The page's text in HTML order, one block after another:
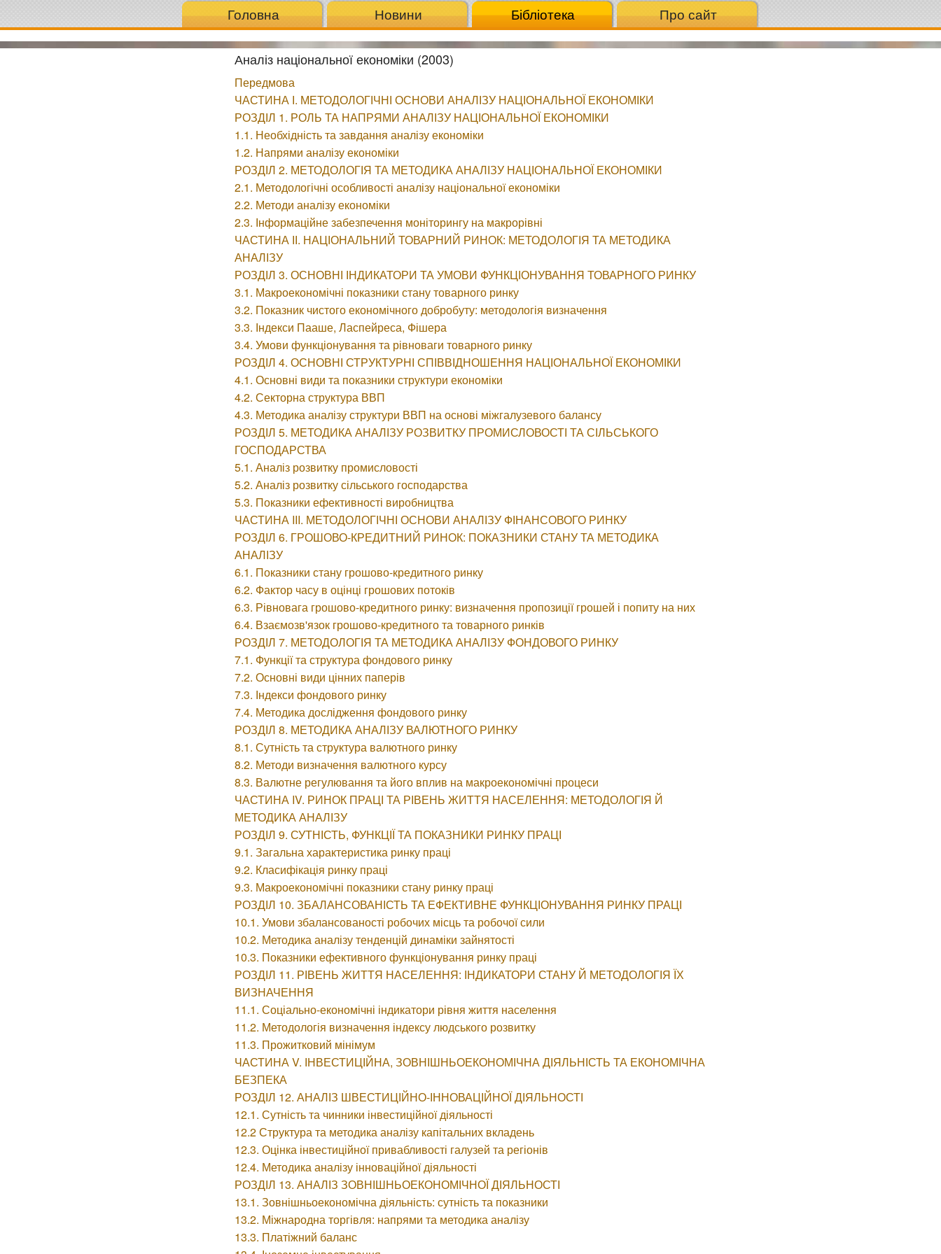
Головна Новини Бібліотека Про сайт
Аналіз національної економіки (2003)
Передмова
ЧАСТИНА І. МЕТОДОЛОГІЧНІ ОСНОВИ АНАЛІЗУ НАЦІОНАЛЬНОЇ ЕКОНОМІКИ
РОЗДІЛ 1. РОЛЬ ТА НАПРЯМИ АНАЛІЗУ НАЦІОНАЛЬНОЇ ЕКОНОМІКИ
1.1. Необхідність та завдання аналізу економіки
1.2. Напрями аналізу економіки
РОЗДІЛ 2. МЕТОДОЛОГІЯ ТА МЕТОДИКА АНАЛІЗУ НАЦІОНАЛЬНОЇ ЕКОНОМІКИ
2.1. Методологічні особливості аналізу національної економіки
2.2. Методи аналізу економіки
2.3. Інформаційне забезпечення моніторингу на макрорівні
ЧАСТИНА ІІ. НАЦІОНАЛЬНИЙ ТОВАРНИЙ РИНОК: МЕТОДОЛОГІЯ ТА МЕТОДИКА
АНАЛІЗУ
РОЗДІЛ 3. ОСНОВНІ ІНДИКАТОРИ ТА УМОВИ ФУНКЦІОНУВАННЯ ТОВАРНОГО РИНКУ
3.1. Макроекономічні показники стану товарного ринку
3.2. Показник чистого економічного добробуту: методологія визначення
3.3. Індекси Пааше, Ласпейреса, Фішера
3.4. Умови функціонування та рівноваги товарного ринку
РОЗДІЛ 4. ОСНОВНІ СТРУКТУРНІ СПІВВІДНОШЕННЯ НАЦІОНАЛЬНОЇ ЕКОНОМІКИ
4.1. Основні види та показники структури економіки
4.2. Секторна структура ВВП
4.3. Методика аналізу структури ВВП на основі міжгалузевого балансу
РОЗДІЛ 5. МЕТОДИКА АНАЛІЗУ РОЗВИТКУ ПРОМИСЛОВОСТІ ТА СІЛЬСЬКОГО
ГОСПОДАРСТВА
5.1. Аналіз розвитку промисловості
5.2. Аналіз розвитку сільського господарства
5.3. Показники ефективності виробництва
ЧАСТИНА III. МЕТОДОЛОГІЧНІ ОСНОВИ АНАЛІЗУ ФІНАНСОВОГО РИНКУ
РОЗДІЛ 6. ГРОШОВО-КРЕДИТНИЙ РИНОК: ПОКАЗНИКИ СТАНУ ТА МЕТОДИКА
АНАЛІЗУ
6.1. Показники стану грошово-кредитного ринку
6.2. Фактор часу в оцінці грошових потоків
6.3. Рівновага грошово-кредитного ринку: визначення пропозиції грошей і попиту на них
6.4. Взаємозв'язок грошово-кредитного та товарного ринків
РОЗДІЛ 7. МЕТОДОЛОГІЯ ТА МЕТОДИКА АНАЛІЗУ ФОНДОВОГО РИНКУ
7.1. Функції та структура фондового ринку
7.2. Основні види цінних паперів
7.3. Індекси фондового ринку
7.4. Методика дослідження фондового ринку
РОЗДІЛ 8. МЕТОДИКА АНАЛІЗУ ВАЛЮТНОГО РИНКУ
8.1. Сутність та структура валютного ринку
8.2. Методи визначення валютного курсу
8.3. Валютне регулювання та його вплив на макроекономічні процеси
ЧАСТИНА IV. РИНОК ПРАЦІ ТА РІВЕНЬ ЖИТТЯ НАСЕЛЕННЯ: МЕТОДОЛОГІЯ Й
МЕТОДИКА АНАЛІЗУ
РОЗДІЛ 9. СУТНІСТЬ, ФУНКЦІЇ ТА ПОКАЗНИКИ РИНКУ ПРАЦІ
9.1. Загальна характеристика ринку праці
9.2. Класифікація ринку праці
9.3. Макроекономічні показники стану ринку праці
РОЗДІЛ 10. ЗБАЛАНСОВАНІСТЬ ТА ЕФЕКТИВНЕ ФУНКЦІОНУВАННЯ РИНКУ ПРАЦІ
10.1. Умови збалансованості робочих місць та робочої сили
10.2. Методика аналізу тенденцій динаміки зайнятості
10.3. Показники ефективного функціонування ринку праці
РОЗДІЛ 11. РІВЕНЬ ЖИТТЯ НАСЕЛЕННЯ: ІНДИКАТОРИ СТАНУ Й МЕТОДОЛОГІЯ ЇХ
ВИЗНАЧЕННЯ
11.1. Соціально-економічні індикатори рівня життя населення
11.2. Методологія визначення індексу людського розвитку
11.3. Прожитковий мінімум
ЧАСТИНА V. ІНВЕСТИЦІЙНА, ЗОВНІШНЬОЕКОНОМІЧНА ДІЯЛЬНІСТЬ ТА ЕКОНОМІЧНА
БЕЗПЕКА
РОЗДІЛ 12. АНАЛІЗ ШВЕСТИЦІЙНО-ІННОВАЦІЙНОЇ ДІЯЛЬНОСТІ
12.1. Сутність та чинники інвестиційної діяльності
12.2 Структура та методика аналізу капітальних вкладень
12.3. Оцінка інвестиційної привабливості галузей та регіонів
12.4. Методика аналізу інноваційної діяльності
РОЗДІЛ 13. АНАЛІЗ ЗОВНІШНЬОЕКОНОМІЧНОЇ ДІЯЛЬНОСТІ
13.1. Зовнішньоекономічна діяльність: сутність та показники
13.2. Міжнародна торгівля: напрями та методика аналізу
13.3. Платіжний баланс